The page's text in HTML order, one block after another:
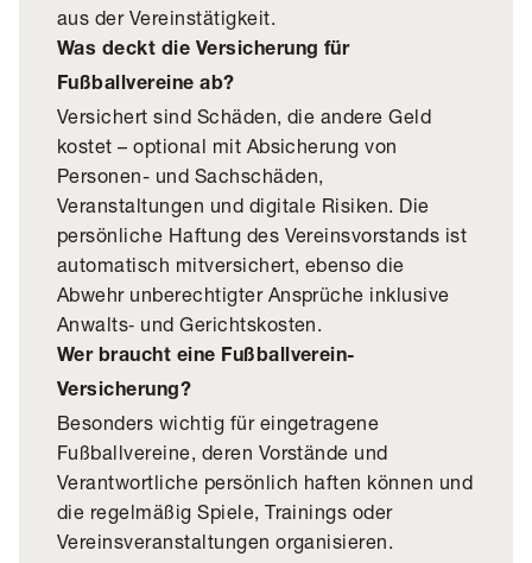
aus der Vereinstätigkeit.
Was deckt die Versicherung für
Fußballvereine ab?
Versichert sind Schäden, die andere Geld
kostet – optional mit Absicherung von
Personen- und Sachschäden,
Veranstaltungen und digitale Risiken. Die
persönliche Haftung des Vereinsvorstands ist
automatisch mitversichert, ebenso die
Abwehr unberechtigter Ansprüche inklusive
Anwalts‑ und Gerichtskosten.
Wer braucht eine Fußballverein-
Versicherung?
Besonders wichtig für eingetragene
Fußballvereine, deren Vorstände und
Verantwortliche persönlich haften können und
die regelmäßig Spiele, Trainings oder
Vereinsveranstaltungen organisieren.